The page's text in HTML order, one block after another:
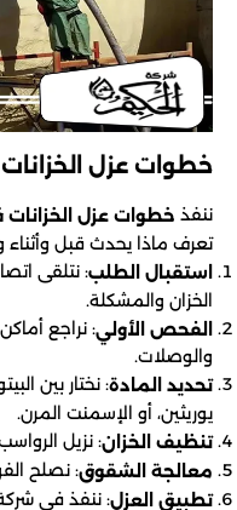
خطوات عزل
ننفذ خطوات عزل
تعرف ماذا يحدث قبل وأثناء
استقبال الطلب
الخزان والمشكلة.
الفحص الأولي: نراجع
والوصلات.
تحديد المادة: نختار بين
يوريثين، أو الإسمنت المرن.
تنظيف الخزان: نزيل
معالجة الشقوق: نصلح
تطبيق العزل: ننفذ في